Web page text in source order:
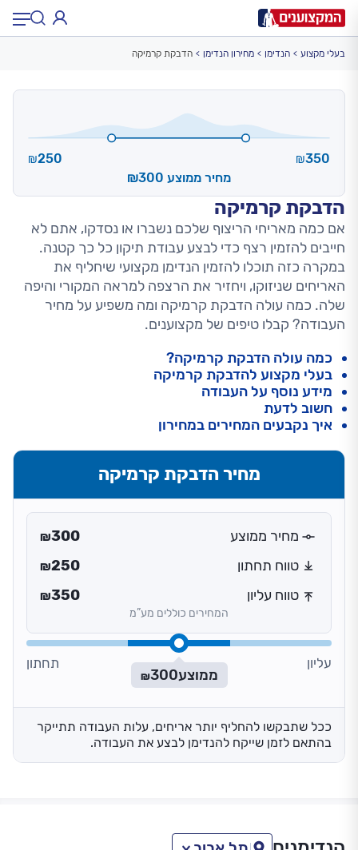
הדבקת קרמיקה
אם כמה מאריחי הריצוף שלכם נשברו או נסדקו, אתם לא
חייבים להזמין רצף כדי לבצע עבודת תיקון כל כך קטנה.
במקרה כזה תוכלו להזמין הנדימן מקצועי שיחליף את
האריחים שניזוקו, ויחזיר את הרצפה למראה המקורי והיפה
שלה. כמה עולה הדבקת קרמיקה ומה משפיע על מחיר
העבודה? קבלו טיפים של מקצוענים.
₪350
₪250
מחיר ממוצע ₪300
בעלי מקצוע הנדימן מחירון הנדימן הדבקת קרמיקה
כמה עולה הדבקת קרמיקה?
בעלי מקצוע להדבקת קרמיקה
מידע נוסף על העבודה
חשוב לדעת
איך נקבעים המחירים במחירון
מחיר הדבקת קרמיקה
מחיר ממוצע ₪300
טווח תחתון
₪250
טווח עליון
₪350
המחירים כוללים מע”מ
עליון
ממוצע ₪300
תחתון
ככל שתבקשו להחליף יותר אריחים, עלות העבודה תתייקר
בהתאם לזמן שייקח להנדימן לבצע את העבודה.